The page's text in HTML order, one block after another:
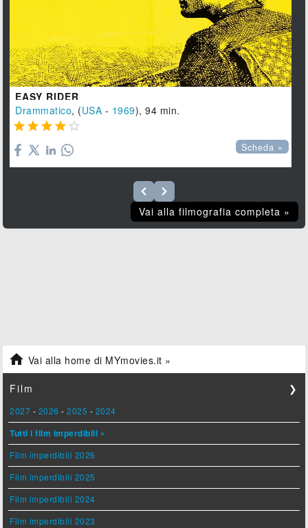
EASY RIDER
Drammatico, (USA - 1969), 94 min.
    
Scheda »
Vai alla filmografia completa »
 Vai alla home di MYmovies.it »
Film ❯
2027 - 2026 -2025 - 2024
Tutti i film imperdibili »
Film imperdibili 2026
Film imperdibili 2025
Film imperdibili 2024
Film imperdibili 2023